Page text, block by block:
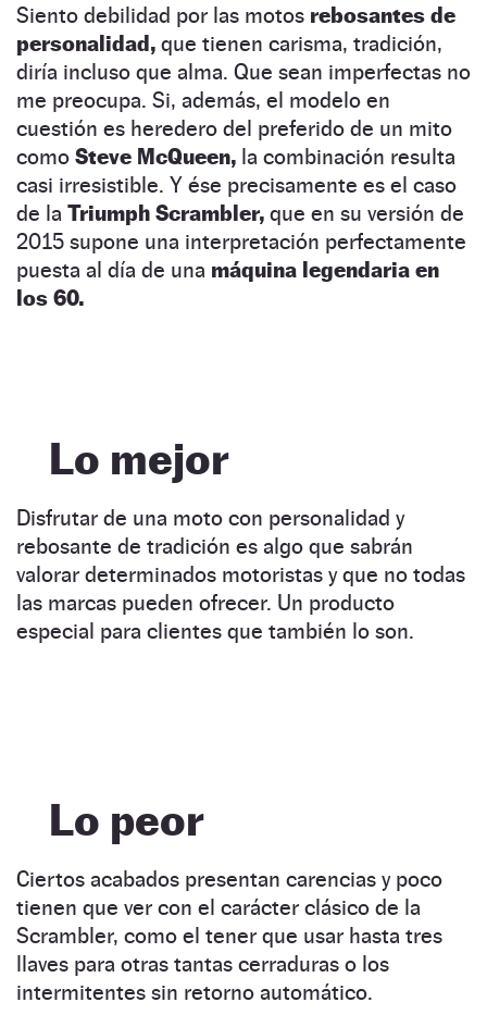
Siento debilidad por las motos rebosantes de
personalidad, que tienen carisma, tradición,
diría incluso que alma. Que sean imperfectas no
me preocupa. Si, además, el modelo en
cuestión es heredero del preferido de un mito
como Steve McQueen, la combinación resulta
casi irresistible. Y ése precisamente es el caso
de la Triumph Scrambler, que en su versión de
2015 supone una interpretación perfectamente
puesta al día de una máquina legendaria en
los 60.
Lo mejor
Disfrutar de una moto con personalidad y
rebosante de tradición es algo que sabrán
valorar determinados motoristas y que no todas
las marcas pueden ofrecer. Un producto
especial para clientes que también lo son.
Lo peor
Ciertos acabados presentan carencias y poco
tienen que ver con el carácter clásico de la
Scrambler, como el tener que usar hasta tres
llaves para otras tantas cerraduras o los
intermitentes sin retorno automático.